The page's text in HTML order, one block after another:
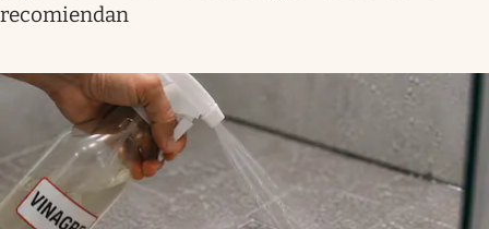
recomiendan